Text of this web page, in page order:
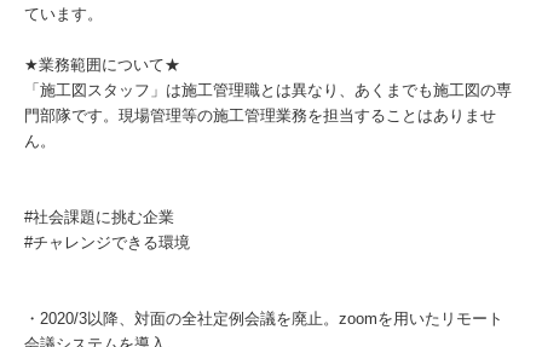
ています。
★業務範囲について★
「施工図スタッフ」は施工管理職とは異なり、あくまでも施工図の専
門部隊です。現場管理等の施工管理業務を担当することはありませ
ん。
#社会課題に挑む企業
#チャレンジできる環境
・2020/3以降、対面の全社定例会議を廃止。zoomを用いたリモート